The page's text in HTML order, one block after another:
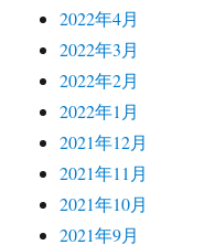
2022年4月
2022年3月
2022年2月
2022年1月
2021年12月
2021年11月
2021年10月
2021年9月